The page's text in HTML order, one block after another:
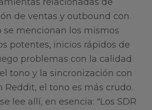
de ventas y outbound con
se mencionan los mismos
potentes, inicios rápidos de
problemas con la calidad
tono y la sincronización con
Reddit, el tono es más crudo.
lee allí, en esencia: "Los SDR